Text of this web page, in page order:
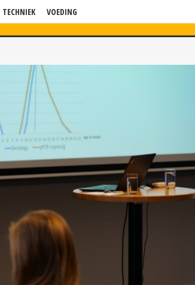
TECHNIEK VOEDING
BLOG